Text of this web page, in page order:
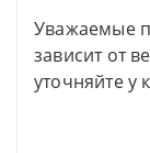
Уважаемые
зависит от
уточняйте у